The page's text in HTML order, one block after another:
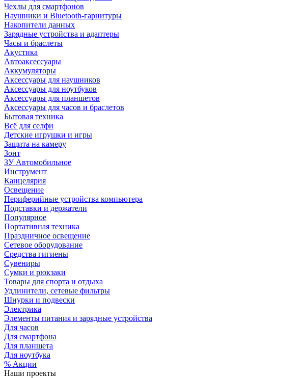
Чехлы для смартфонов
Наушники и Bluetooth-гарнитуры
Накопители данных
Зарядные устройства и адаптеры
Часы и браслеты
Акустика
Автоаксессуары
Аккумуляторы
Аксессуары для наушников
Аксессуары для ноутбуков
Аксессуары для планшетов
Аксессуары для часов и браслетов
Бытовая техника
Всё для селфи
Детские игрушки и игры
Защита на камеру
Зонт
ЗУ Автомобильное
Инструмент
Канцелярия
Освещение
Периферийные устройства компьютера
Подставки и держатели
Популярное
Портативная техника
Праздничное освещение
Сетевое оборудование
Средства гигиены
Сувениры
Сумки и рюкзаки
Товары для спорта и отдыха
Удлинители, сетевые фильтры
Шнурки и подвески
Электрика
Элементы питания и зарядные устройства
Для часов
Для смартфона
Для планшета
Для ноутбука
% Акции
Наши проекты